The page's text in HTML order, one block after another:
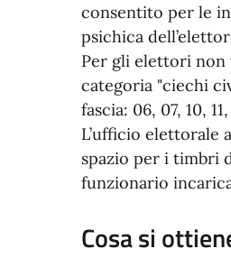
consentito per le
psichica
Per gli elettori non
categoria "ciechi
fascia: 06, 07, 10, 11,
L’ufficio elettorale
spazio per i timbri
funzionario
Cosa si